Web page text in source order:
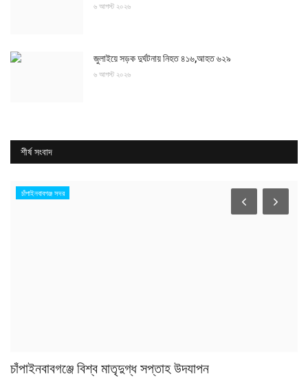
৬ আগস্ট ২০২৬
জুলাইয়ে সড়ক দুর্ঘটনায় নিহত ৪১৬,আহত ৬২৯
৬ আগস্ট ২০২৬
শীর্ষ সংবাদ
চাঁপাইনবাবগঞ্জ সদর
চাঁপাইনবাবগঞ্জে বিশ্ব মাতৃদুগ্ধ সপ্তাহ উদযাপন